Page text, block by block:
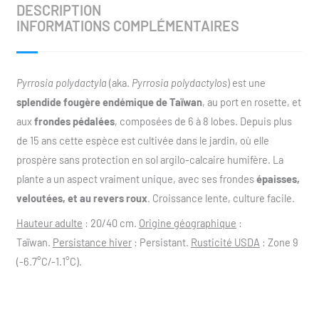
DESCRIPTION
INFORMATIONS COMPLÉMENTAIRES
Pyrrosia polydactyla (aka. Pyrrosia polydactylos) est une
splendide fougère endémique de Taïwan, au port en rosette, et
auxfrondes pédalées, composées de 6 à 8 lobes. Depuis plus
de 15 ans cette espèce est cultivée dans le jardin, où elle
prospère sans protection en sol argilo-calcaire humifère. La
plante a un aspect vraiment unique, avec ses frondesépaisses,
veloutées, et au revers roux. Croissance lente, culture facile.
Hauteur adulte : 20/40 cm. Origine géographique :
Taïwan. Persistance hiver: Persistant. Rusticité USDA : Zone 9
(-6.7°C/-1.1°C).